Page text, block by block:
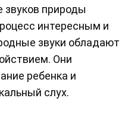
звуков природы
интересным и
звуки обладают
Они
ребенка и
слух.